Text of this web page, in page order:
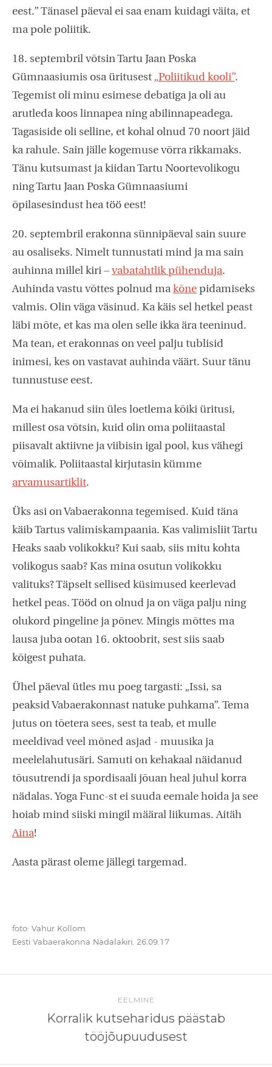
eest.” Tänasel päeval ei saa enam kuidagi väita, et
ma pole poliitik.
18. septembril võtsin Tartu Jaan Poska
Gümnaasiumis osa üritusest „Poliitikud kooli”.
Tegemist oli minu esimese debatiga ja oli au
arutleda koos linnapea ning abilinnapeadega.
Tagasiside oli selline, et kohal olnud 70 noort jäid
ka rahule. Sain jälle kogemuse võrra rikkamaks.
Tänu kutsumast ja kiidan Tartu Noortevolikogu
ning Tartu Jaan Poska Gümnaasiumi
õpilasesindust hea töö eest!
20. septembril erakonna sünnipäeval sain suure
au osaliseks. Nimelt tunnustati mind ja ma sain
auhinna millel kiri – vabatahtlik pühenduja.
Auhinda vastu võttes polnud makõne pidamiseks
valmis. Olin väga väsinud. Ka käis sel hetkel peast
läbi mõte, et kas ma olen selle ikka ära teeninud.
Ma tean, et erakonnas on veel palju tublisid
inimesi, kes on vastavat auhinda väärt. Suur tänu
tunnustuse eest.
Ma ei hakanud siin üles loetlema kõiki üritusi,
millest osa võtsin, kuid olin oma poliitaastal
piisavalt aktiivne ja viibisin igal pool, kus vähegi
võimalik. Poliitaastal kirjutasin kümme
arvamusartiklit.
Üks asi on Vabaerakonna tegemised. Kuid täna
käib Tartus valimiskampaania. Kas valimisliit Tartu
Heaks saab volikokku? Kui saab, siis mitu kohta
volikogus saab? Kas mina osutun volikokku
valituks? Täpselt sellised küsimused keerlevad
hetkel peas. Tööd on olnud ja on väga palju ning
olukord pingeline ja põnev. Mingis mõttes ma
lausa juba ootan 16. oktoobrit, sest siis saab
kõigest puhata.
Ühel päeval ütles mu poeg targasti: „Issi, sa
peaksid Vabaerakonnast natuke puhkama”. Tema
jutus on tõetera sees, sest ta teab, et mulle
meeldivad veel mõned asjad - muusika ja
meelelahutusäri. Samuti on kehakaal näidanud
tõusutrendi ja spordisaali jõuan heal juhul korra
nädalas. Yoga Func-st ei suuda eemale hoida ja see
hoiab mind siiski mingil määral liikumas. Aitäh
Aina!
Aasta pärast oleme jällegi targemad.
foto: Vahur Kollom
Eesti Vabaerakonna Nädalakiri, 26.09.17
EELMINE
Korralik kutseharidus päästab
tööjõupuudusest